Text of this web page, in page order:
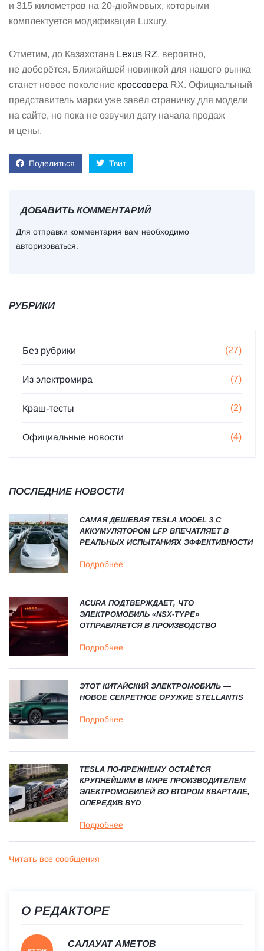
и 315 километров на 20-дюймовых, которыми
комплектуется модификация Luxury.
Отметим, до Казахстана Lexus RZ, вероятно,
не доберётся. Ближайшей новинкой для нашего рынка
станет новое поколение кроссовера RX. Официальный
представитель марки уже завёл страничку для модели
на сайте, но пока не озвучил дату начала продаж
и цены.
Поделиться Твит
ДОБАВИТЬ КОММЕНТАРИЙ
Для отправки комментария вам необходимо
авторизоваться.
РУБРИКИ
Без рубрики (27)
Из электромира (7)
Краш-тесты (2)
Официальные новости (4)
ПОСЛЕДНИЕ НОВОСТИ
САМАЯ ДЕШЕВАЯ TESLA MODEL 3 С
АККУМУЛЯТОРОМ LFP ВПЕЧАТЛЯЕТ В
РЕАЛЬНЫХ ИСПЫТАНИЯХ ЭФФЕКТИВНОСТИ
Подробнее
ACURA ПОДТВЕРЖДАЕТ, ЧТО
ЭЛЕКТРОМОБИЛЬ «NSX-TYPE»
ОТПРАВЛЯЕТСЯ В ПРОИЗВОДСТВО
Подробнее
ЭТОТ КИТАЙСКИЙ ЭЛЕКТРОМОБИЛЬ —
НОВОЕ СЕКРЕТНОЕ ОРУЖИЕ STELLANTIS
Подробнее
TESLA ПО-ПРЕЖНЕМУ ОСТАЁТСЯ
КРУПНЕЙШИМ В МИРЕ ПРОИЗВОДИТЕЛЕМ
ЭЛЕКТРОМОБИЛЕЙ ВО ВТОРОМ КВАРТАЛЕ,
ОПЕРЕДИВ BYD
Подробнее
Читать все сообщения
О РЕДАКТОРЕ
САЛАУАТ АМЕТОВ